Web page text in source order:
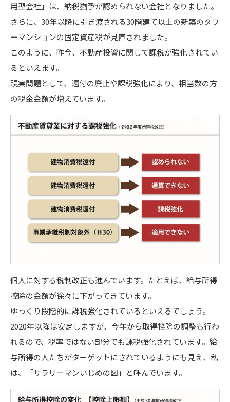
用型会社」は、納税猶予が認められない会社となりました。
さらに、30年以降に引き渡される30階建て以上の新築のタワ
ーマンションの固定資産税が見直されました。
このように、昨今、不動産投資に関して課税が強化されてい
るといえます。
現実問題として、還付の廃止や課税強化により、相当数の方
の税金金額が増えています。
個人に対する税制改正も進んでいます。たとえば、給与所得
控除の金額が徐々に下がってきています。
ゆっくり段階的に課税強化されているといえるでしょう。
2020年以降は安定しますが、今年から取得控除の調整も行わ
れるので、税率ではない部分でも課税強化されています。給
与所得の人たちがターゲットにされているようにも見え、私
は、「サラリーマンいじめの図」と呼んでいます。